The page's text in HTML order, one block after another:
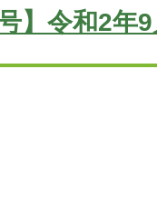
】令和2年